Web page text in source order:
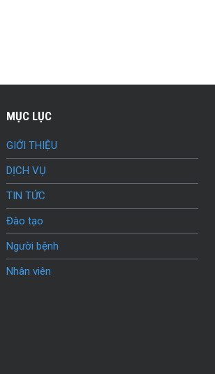
MỤC LỤC
GIỚI THIỆU
DỊCH VỤ
TIN TỨC
Đào tạo
Người bệnh
Nhân viên